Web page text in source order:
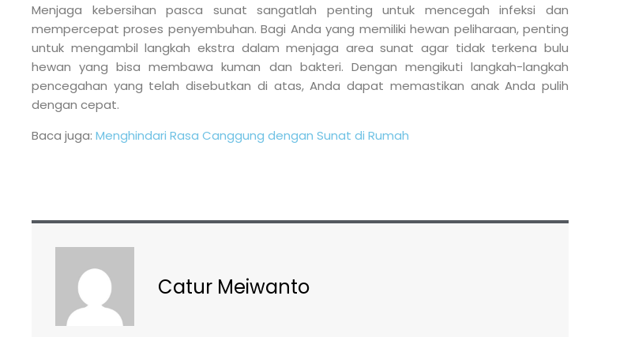
Menjaga kebersihan pasca sunat sangatlah penting untuk mencegah infeksi dan
mempercepat proses penyembuhan. Bagi Anda yang memiliki hewan peliharaan, penting
untuk mengambil langkah ekstra dalam menjaga area sunat agar tidak terkena bulu
hewan yang bisa membawa kuman dan bakteri. Dengan mengikuti langkah-langkah
pencegahan yang telah disebutkan di atas, Anda dapat memastikan anak Anda pulih
dengan cepat.
Baca juga: Menghindari Rasa Canggung dengan Sunat di Rumah
Catur Meiwanto